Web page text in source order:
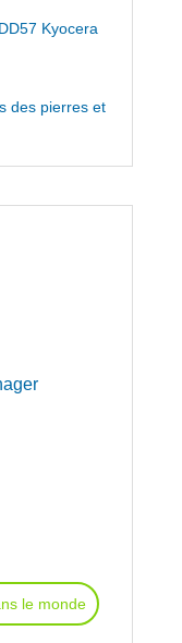
Kyocera
des pierres et
le monde